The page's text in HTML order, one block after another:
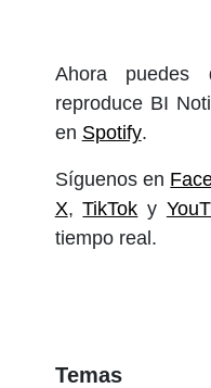
Ahora puedes
reproduce BI
en Spotify.
Síguenos en
X,TikTok y
tiempo real.
Temas